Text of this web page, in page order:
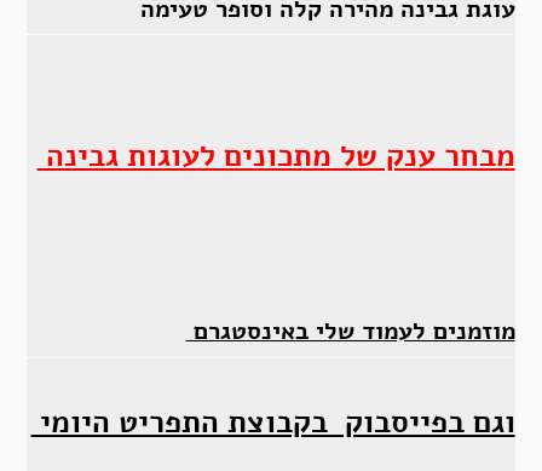
עוגת גבינה מהירה קלה וסופר טעימה
מבחר ענק של מתכונים לעוגות גבינה
מוזמנים לעמוד שלי באינסטגרם
וגם בפייסבוק בקבוצת התפריט היומי